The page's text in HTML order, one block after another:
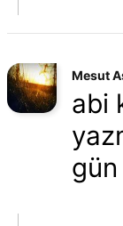
Mesut
abi
gün